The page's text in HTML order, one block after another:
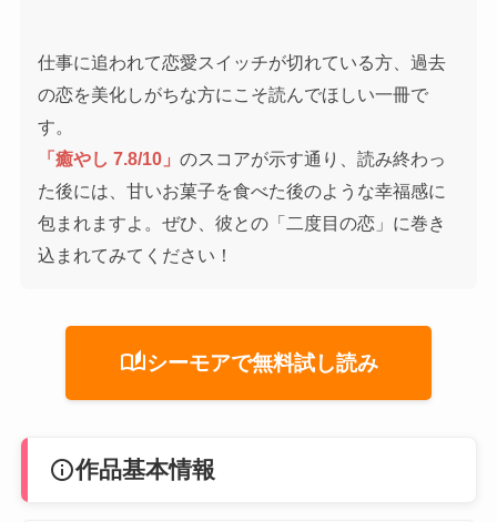
仕事に追われて恋愛スイッチが切れている方、過去
の恋を美化しがちな方にこそ読んでほしい一冊で
す。
「癒やし 7.8/10」のスコアが示す通り、読み終わっ
た後には、甘いお菓子を食べた後のような幸福感に
包まれますよ。ぜひ、彼との「二度目の恋」に巻き
込まれてみてください！
auto_storiesシーモアで無料試し読み
info作品基本情報